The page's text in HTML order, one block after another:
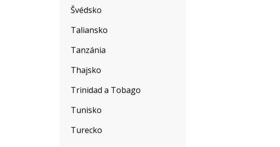
Švédsko
Taliansko
Tanzánia
Thajsko
Trinidad a Tobago
Tunisko
Turecko